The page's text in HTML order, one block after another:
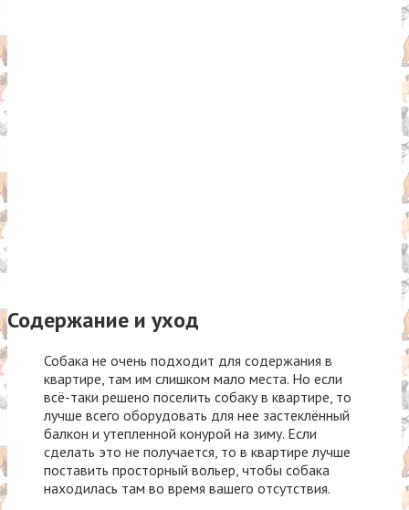
Содержание и уход
Собака не очень подходит для содержания в
квартире, там им слишком мало места. Но если
всё-таки решено поселить собаку в квартире, то
лучше всего оборудовать для нее застеклённый
балкон и утепленной конурой на зиму. Если
сделать это не получается, то в квартире лучше
поставить просторный вольер, чтобы собака
находилась там во время вашего отсутствия.